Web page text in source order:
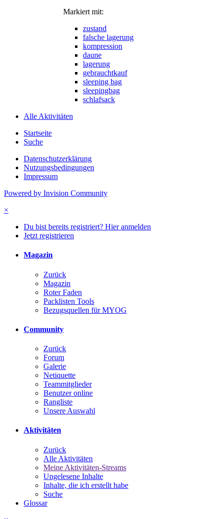
Markiert mit:
zustand
falsche lagerung
kompression
daune
lagerung
gebrauchtkauf
sleeping bag
sleepingbag
schlafsack
Alle Aktivitäten
Startseite
Suche
Datenschutzerklärung
Nutzungsbedingungen
Impressum
Powered by Invision Community
×
Du bist bereits registriert? Hier anmelden
Jetzt registrieren
Magazin
Zurück
Magazin
Roter Faden
Packlisten Tools
Bezugsquellen für MYOG
Community
Zurück
Forum
Galerie
Netiquette
Teammitglieder
Benutzer online
Rangliste
Unsere Auswahl
Aktivitäten
Zurück
Alle Aktivitäten
Meine Aktivitäten-Streams
Ungelesene Inhalte
Inhalte, die ich erstellt habe
Suche
Glossar